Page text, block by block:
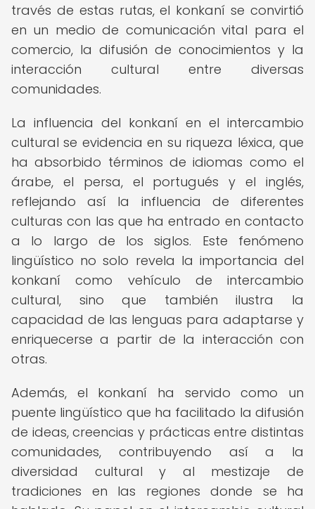
través de estas rutas, el konkaní se convirtió
en un medio de comunicación vital para el
comercio, la difusión de conocimientos y la
interacción cultural entre diversas
comunidades.
La influencia del konkaní en el intercambio
cultural se evidencia en su riqueza léxica, que
ha absorbido términos de idiomas como el
árabe, el persa, el portugués y el inglés,
reflejando así la influencia de diferentes
culturas con las que ha entrado en contacto
a lo largo de los siglos. Este fenómeno
lingüístico no solo revela la importancia del
konkaní como vehículo de intercambio
cultural, sino que también ilustra la
capacidad de las lenguas para adaptarse y
enriquecerse a partir de la interacción con
otras.
Además, el konkaní ha servido como un
puente lingüístico que ha facilitado la difusión
de ideas, creencias y prácticas entre distintas
comunidades, contribuyendo así a la
diversidad cultural y al mestizaje de
tradiciones en las regiones donde se ha